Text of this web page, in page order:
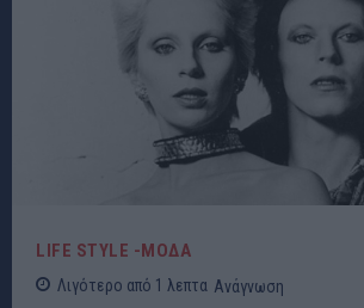
LIFE STYLE -ΜΌΔΑ
Λιγότερο από 1 λεπτα Ανάγνωση